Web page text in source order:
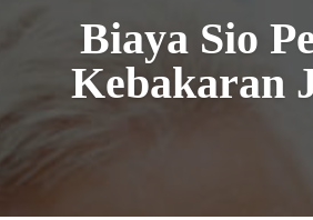
Biaya Sio
Kebakaran